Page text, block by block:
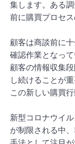
集します。ある
前に購買プロセ
顧客は商談前に
確認作業となっ
顧客の情報収集
し続けることが
この新しい購買
新型コロナウイ
が制限される中